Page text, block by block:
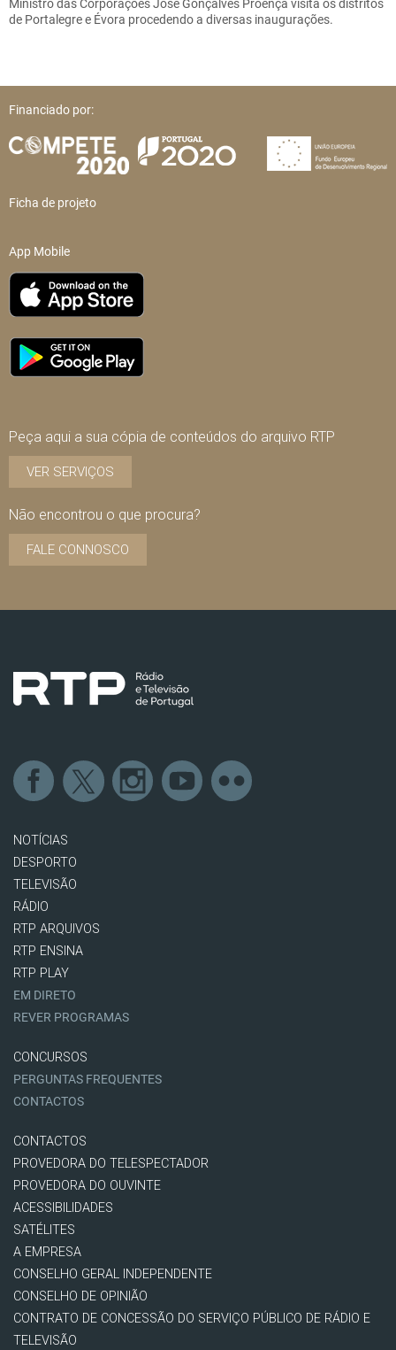
Ministro das Corporações José Gonçalves Proença visita os distritos
de Portalegre e Évora procedendo a diversas inaugurações.
Financiado por:
Ficha de projeto
App Mobile
Peça aqui a sua cópia de conteúdos do arquivo RTP
VER SERVIÇOS
Não encontrou o que procura?
FALE CONNOSCO
NOTÍCIAS
DESPORTO
TELEVISÃO
RÁDIO
RTP ARQUIVOS
RTP ENSINA
RTP PLAY
EM DIRETO
REVER PROGRAMAS
CONCURSOS
PERGUNTAS FREQUENTES
CONTACTOS
CONTACTOS
PROVEDORA DO TELESPECTADOR
PROVEDORA DO OUVINTE
ACESSIBILIDADES
SATÉLITES
A EMPRESA
CONSELHO GERAL INDEPENDENTE
CONSELHO DE OPINIÃO
CONTRATO DE CONCESSÃO DO SERVIÇO PÚBLICO DE RÁDIO E
TELEVISÃO